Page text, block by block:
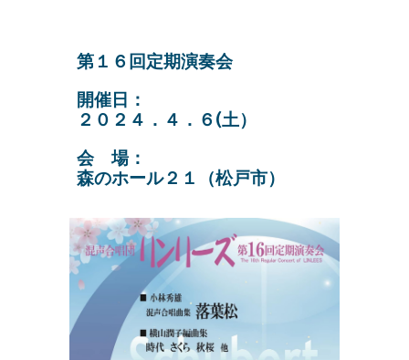
第１６回定期演奏会
開催日：
２０２４．４．６(土）
会 場：
森のホール２１（松戸市）